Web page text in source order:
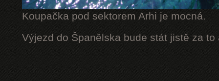
Koupačka pod sektorem Arhi je mocná.
Výjezd do Španělska bude stát jistě za to